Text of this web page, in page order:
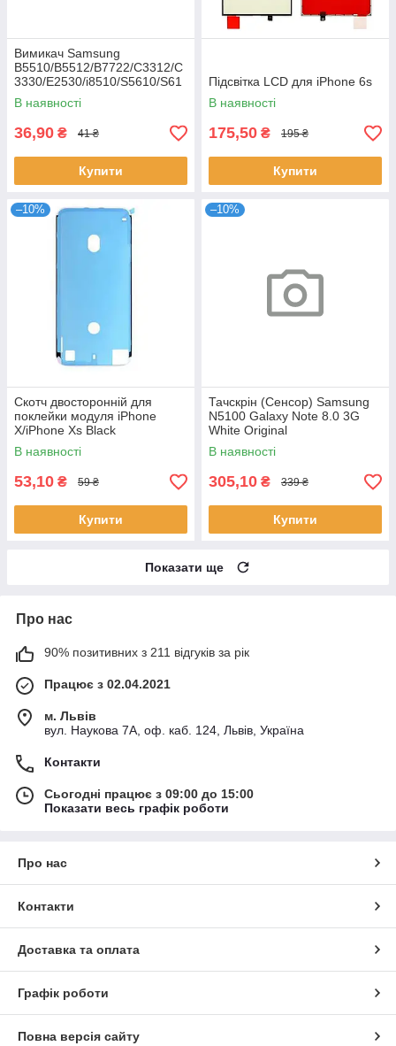
Вимикач Samsung
B5510/B5512/B7722/C3312/C
3330/E2530/i8510/S5610/S61
02
В наявності
36,90 ₴ 41 ₴
Купити
Підсвітка LCD для iPhone 6s
В наявності
175,50 ₴ 195 ₴
Купити
–10%
Скотч двосторонній для
поклейки модуля iPhone
X/iPhone Xs Black
В наявності
53,10 ₴ 59 ₴
Купити
–10%
Тачскрін (Сенсор) Samsung
N5100 Galaxy Note 8.0 3G
White Original
В наявності
305,10 ₴ 339 ₴
Купити
Показати ще
Про нас
90% позитивних з 211 відгуків за рік
Працює з 02.04.2021
м. Львів
вул. Наукова 7А, оф. каб. 124, Львів, Україна
Контакти
Сьогодні працює з 09:00 до 15:00
Показати весь графік роботи
Про нас
Контакти
Доставка та оплата
Графік роботи
Повна версія сайту